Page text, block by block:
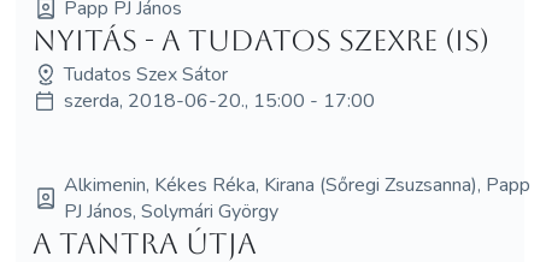
Papp PJ János
Nyitás - a Tudatos Szexre (is)
Tudatos Szex Sátor
szerda, 2018-06-20., 15:00 - 17:00
Alkimenin, Kékes Réka, Kirana (Sőregi Zsuzsanna), Papp
PJ János, Solymári György
A Tantra útja